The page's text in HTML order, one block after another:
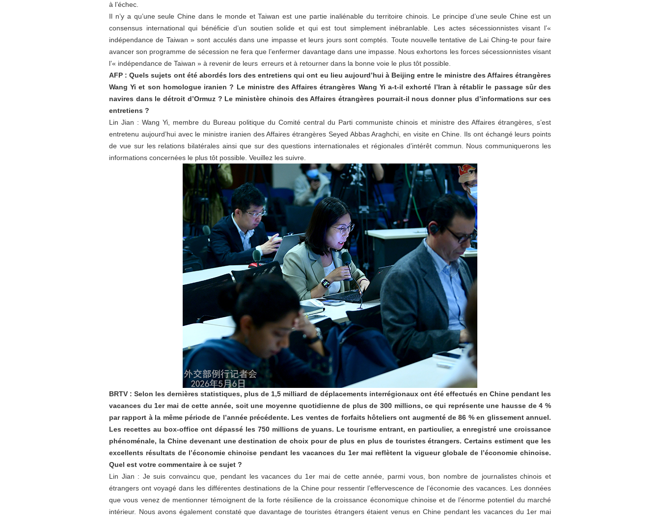
à l’échec.
Il n’y a qu’une seule Chine dans le monde et Taiwan est une partie inaliénable du territoire chinois. Le principe d’une seule Chine est un
consensus international qui bénéficie d’un soutien solide et qui est tout simplement inébranlable. Les actes sécessionnistes visant l’«
indépendance de Taiwan » sont acculés dans une impasse et leurs jours sont comptés. Toute nouvelle tentative de Lai Ching-te pour faire
avancer son programme de sécession ne fera que l’enfermer davantage dans une impasse. Nous exhortons les forces sécessionnistes visant
l’« indépendance de Taiwan » à revenir de leurs erreurs et à retourner dans la bonne voie le plus tôt possible.
AFP : Quels sujets ont été abordés lors des entretiens qui ont eu lieu aujourd’hui à Beijing entre le ministre des Affaires étrangères
Wang Yi et son homologue iranien ? Le ministre des Affaires étrangères Wang Yi a-t-il exhorté l’Iran à rétablir le passage sûr des
navires dans le détroit d’Ormuz ? Le ministère chinois des Affaires étrangères pourrait-il nous donner plus d’informations sur ces
entretiens ?
Lin Jian : Wang Yi, membre du Bureau politique du Comité central du Parti communiste chinois et ministre des Affaires étrangères, s’est
entretenu aujourd’hui avec le ministre iranien des Affaires étrangères Seyed Abbas Araghchi, en visite en Chine. Ils ont échangé leurs points
de vue sur les relations bilatérales ainsi que sur des questions internationales et régionales d’intérêt commun. Nous communiquerons les
informations concernées le plus tôt possible. Veuillez les suivre.
BRTV : Selon les dernières statistiques, plus de 1,5 milliard de déplacements interrégionaux ont été effectués en Chine pendant les
vacances du 1er mai de cette année, soit une moyenne quotidienne de plus de 300 millions, ce qui représente une hausse de 4 %
par rapport à la même période de l’année précédente. Les ventes de forfaits hôteliers ont augmenté de 86 % en glissement annuel.
Les recettes au box-office ont dépassé les 750 millions de yuans. Le tourisme entrant, en particulier, a enregistré une croissance
phénoménale, la Chine devenant une destination de choix pour de plus en plus de touristes étrangers. Certains estiment que les
excellents résultats de l’économie chinoise pendant les vacances du 1er mai reflètent la vigueur globale de l’économie chinoise.
Quel est votre commentaire à ce sujet ?
Lin Jian : Je suis convaincu que, pendant les vacances du 1er mai de cette année, parmi vous, bon nombre de journalistes chinois et
étrangers ont voyagé dans les différentes destinations de la Chine pour ressentir l’effervescence de l’économie des vacances. Les données
que vous venez de mentionner témoignent de la forte résilience de la croissance économique chinoise et de l’énorme potentiel du marché
intérieur. Nous avons également constaté que davantage de touristes étrangers étaient venus en Chine pendant les vacances du 1er mai